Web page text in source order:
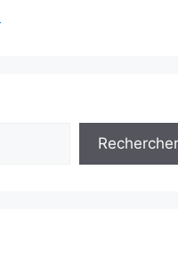
Rechercher